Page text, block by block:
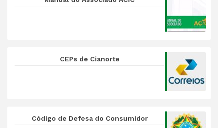
CEPs de Cianorte
Código de Defesa do Consumidor